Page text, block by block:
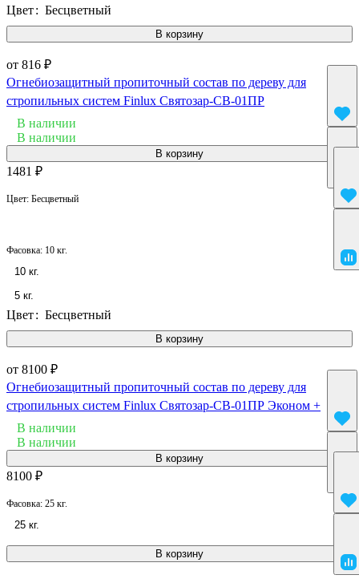
В корзину
Цвет: Бесцветный
от 816 ₽
Огнебиозащитный пропиточный состав по дереву для
стропильных систем Finlux Святозар-СВ-01ПР
В наличии
В корзину
В наличии
В корзину
1481 ₽
Цвет: Бесцветный
Фасовка: 10 кг.
10 кг.
5 кг.
Цвет: Бесцветный
от 8100 ₽
Огнебиозащитный пропиточный состав по дереву для
стропильных систем Finlux Святозар-СВ-01ПР Эконом +
В наличии
В корзину
В наличии
В корзину
8100 ₽
Фасовка: 25 кг.
25 кг.